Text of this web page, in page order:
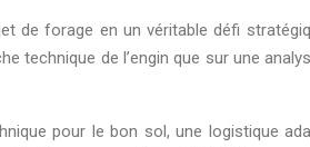
de forage en un véritable défi
technique de l’engin que sur une
pour le bon sol, une logistique